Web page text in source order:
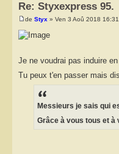
Re: Styxexpress 95.
de Styx » Ven 3 Aoû 2018 16:31
Je ne voudrai pas induire
Tu peux t'en passer mais
Messieurs je sais qui
Grâce à vous tous et